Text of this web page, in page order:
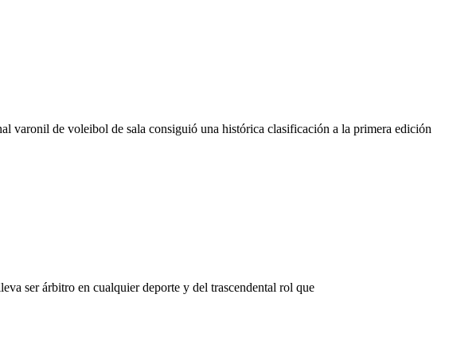
varonil de voleibol de sala consiguió una histórica clasificación a la primera edición
ser árbitro en cualquier deporte y del trascendental rol que